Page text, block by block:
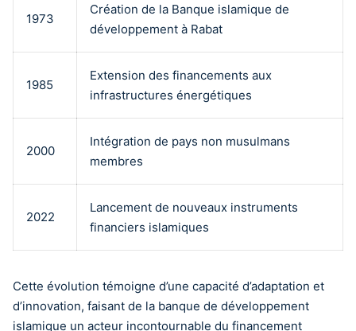
1973
Création de la Banque islamique de
développement à Rabat
1985
Extension des financements aux
infrastructures énergétiques
2000
Intégration de pays non musulmans
membres
2022
Lancement de nouveaux instruments
financiers islamiques
Cette évolution témoigne d’une capacité d’adaptation et
d’innovation, faisant de la banque de développement
islamique un acteur incontournable du financement